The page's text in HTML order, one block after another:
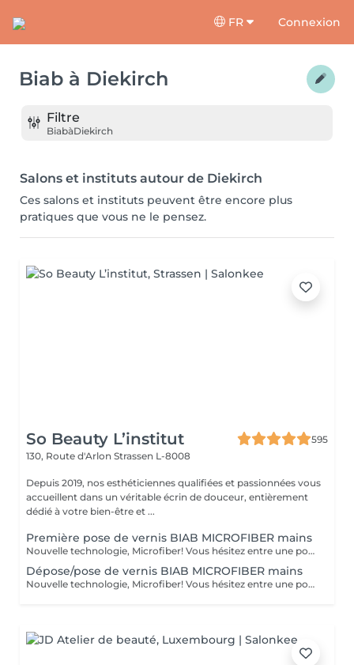
FR Connexion
Biab à Diekirch
Filtre
BiabàDiekirch
Salons et instituts autour de Diekirch
Ces salons et instituts peuvent être encore plus
pratiques que vous ne le pensez.
So Beauty L’institut
595
130, Route d'Arlon Strassen L-8008
Depuis 2019, nos esthéticiennes qualifiées et passionnées vous
accueillent dans un véritable écrin de douceur, entièrement
dédié à votre bien-être et ...
Première pose de vernis BIAB MICROFIBER mains
Nouvelle technologie, Microfiber! Vous hésitez entre une pose de vernis permanent et la manucure gel ? Vos ongles sont cassants, mous, rongés et fragilisés par les poses du gel ou du semi-permanent ? Vous ne parvenez pas à garder une jolie longueur ? Contrairement au gel semi-permanent, le BIAB est dépourvu d'actifs chimiques susceptibles d'abîmer les ongles et est certifié vegan et cruelty-free. Découvrez votre nouvelle manucure chouchou: Le BIAB. Un traitement sain et efficace pour renforcer vos ongles et leur offrir une nouvelle santé! Enrichi en fibres synthétiques pour la résistance et la flexibilité, en vitamine E et calcium pour les soigner, le BIAB vous apporte une très bonne adhérence même sur les ongles difficiles. Grâce à sa couche de base extra forte et durable, le BIAB vous apportera une tenue de 3 à 4 semaines.
Dépose/pose de vernis BIAB MICROFIBER mains
Nouvelle technologie, Microfiber! Vous hésitez entre une pose de vernis permanent et la manucure gel ? Vos ongles sont cassants, mous, rongés et fragilisés par les poses du gel ou du semi-permanent ? Vous ne parvenez pas à garder une jolie longueur ? Contrairement au gel semi-permanent, le BIAB est dépourvu d'actifs chimiques susceptibles d'abîmer les ongles et est certifié vegan et cruelty-free. Découvrez votre nouvelle manucure chouchou: Le BIAB. Un traitement sain et efficace pour renforcer vos ongles et leur offrir une nouvelle santé! Enrichi en fibres synthétiques pour la résistance et la flexibilité, en vitamine E et calcium pour les soigner, le BIAB vous apporte une très bonne adhérence même sur les ongles difficiles. Grâce à sa couche de base extra forte et durable, le BIAB vous apportera une tenue de 3 à 4 semaines.